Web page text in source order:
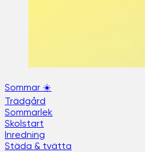
Sommar ☀️
Trädgård
Sommarlek
Skolstart
Inredning
Städa & tvätta